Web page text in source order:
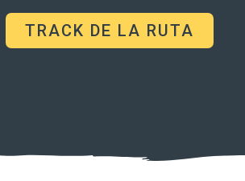
TRACK DE LA RUTA